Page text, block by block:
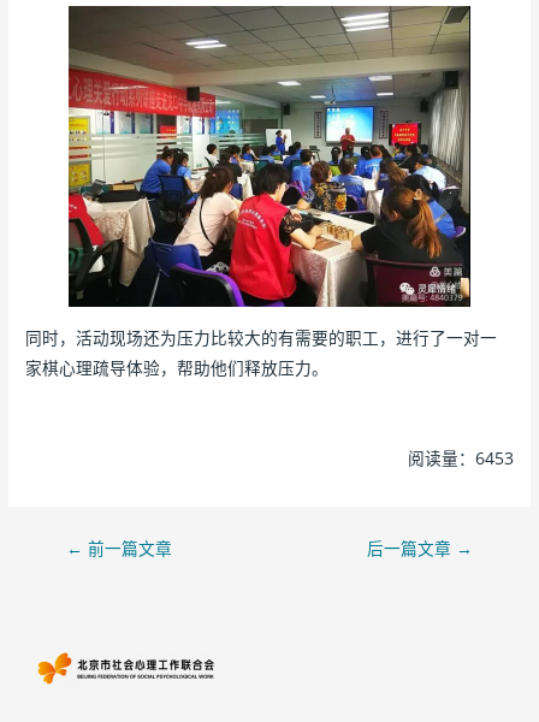
同时，活动现场还为压力比较大的有需要的职工，进行了一对一
家棋心理疏导体验，帮助他们释放压力。
阅读量：6453
← 前一篇文章 后一篇文章 →